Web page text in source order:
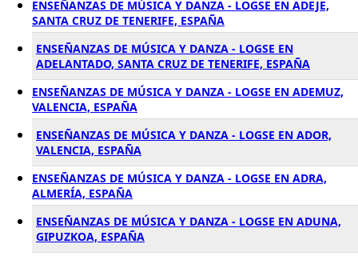
ENSEÑANZAS DE MÚSICA Y DANZA - LOGSE EN ADEJE,
SANTA CRUZ DE TENERIFE, ESPAÑA
ENSEÑANZAS DE MÚSICA Y DANZA - LOGSE EN
ADELANTADO, SANTA CRUZ DE TENERIFE, ESPAÑA
ENSEÑANZAS DE MÚSICA Y DANZA - LOGSE EN ADEMUZ,
VALENCIA, ESPAÑA
ENSEÑANZAS DE MÚSICA Y DANZA - LOGSE EN ADOR,
VALENCIA, ESPAÑA
ENSEÑANZAS DE MÚSICA Y DANZA - LOGSE EN ADRA,
ALMERÍA, ESPAÑA
ENSEÑANZAS DE MÚSICA Y DANZA - LOGSE EN ADUNA,
GIPUZKOA, ESPAÑA